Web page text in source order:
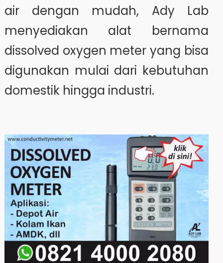
air dengan mudah, Ady Lab
menyediakan alat bernama
dissolved oxygen meter yang bisa
digunakan mulai dari kebutuhan
domestik hingga industri.